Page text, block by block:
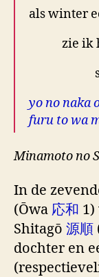
als winter
zie ik
smelt
yo no naka
furu to wa
Minamoto no
In de
(Ōwa 応和
Shitagō 源順
dochter en